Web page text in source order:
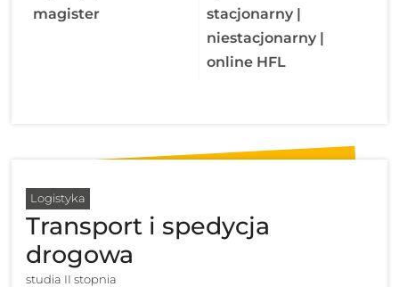
magister
stacjonarny |
niestacjonarny |
online HFL
Logistyka
Transport i spedycja
drogowa
studia II stopnia